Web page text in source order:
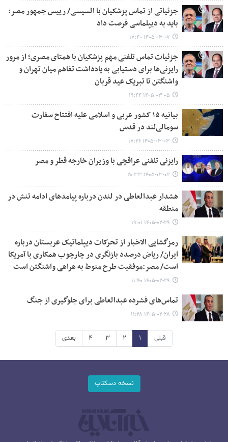
جزئیاتی از تماس پزشکیان با السیسی/ رییس جمهور مصر:
باید به دیپلماسی فرصت داد
۱۴۰۵-۰۳-۰۷ ۱۷:۴۰
جزئیات تماس تلفنی مهم پزشکیان با همتای مصری؛ از مرور
رایزنی‌ها برای دستیابی به یادداشت تفاهم میان تهران و
واشنگتن تا تبریک عید قربان
۱۴۰۵-۰۳-۰۵ ۱۹:۴۴
بیانیه ۱۵ کشور عربی و اسلامی علیه افتتاح سفارت
سومالی‌لند در قدس
۱۴۰۵-۰۳-۰۳ ۱۷:۲۶
رایزنی تلفنی عراقچی با وزیران خارجه قطر و مصر
۱۴۰۵-۰۳-۰۲ ۲۰:۳۳
هشدار عبدالعاطی در لندن درباره پیامدهای ادامه تنش در
منطقه
۱۴۰۵-۰۲-۲۹ ۱۹:۰۱
رمزگشایی الاخبار از تحرکات دیپلماتیک عربستان درباره
ایران/ ریاض درصدد بازنگری در چارچوب همکاری با آمریکا
است/ مصر:موفقیت طرح منوط به هراهی واشنگتن است
۱۴۰۵-۰۲-۲۹ ۱۱:۴۰
تماس‌های فشرده عبدالعاطی برای جلوگیری از جنگ
۱۴۰۵-۰۲-۲۸ ۱۱:۲۸
قبلی ۱ ۲ ۳ ۴ بعدی
نسخه دسکتاپ